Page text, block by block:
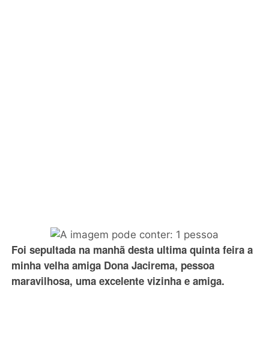
Foi sepultada na manhã desta ultima quinta feira a
minha velha amiga Dona Jacirema, pessoa
maravilhosa, uma excelente vizinha e amiga.